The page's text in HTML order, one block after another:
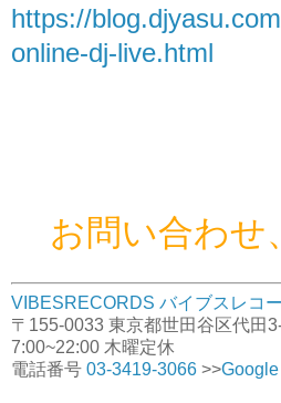
https://
online-dj-live.html
お問い合わせ
VIBESRECORDS バイブスレコ
〒155-0033 東京都世田谷区代
7:00~22:00 木曜定休
電話番号 03-3419-3066 >>